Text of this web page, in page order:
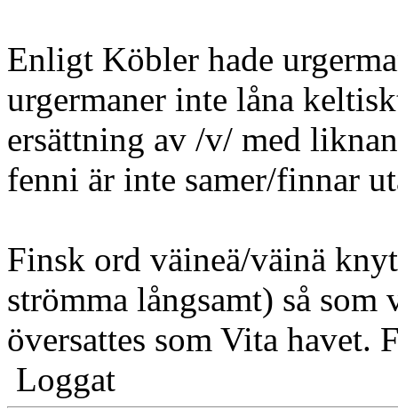
Enligt Köbler hade ur
urgermaner inte låna
ersättning av /v/ med
fenni är inte samer/finnar
Finsk ord väineä/väinä
strömma långsamt) så
översattes som Vita havet.
Loggat